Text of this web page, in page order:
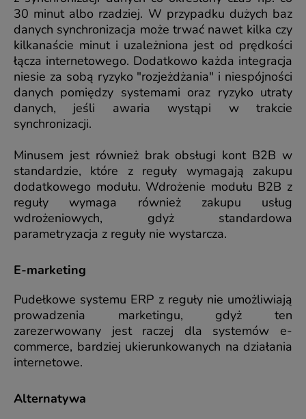
30 minut albo rzadziej. W przypadku dużych baz
danych synchronizacja może trwać nawet kilka czy
kilkanaście minut i uzależniona jest od prędkości
łącza internetowego. Dodatkowo każda integracja
niesie za sobą ryzyko "rozjeżdżania" i niespójności
danych pomiędzy systemami oraz ryzyko utraty
danych, jeśli awaria wystąpi w trakcie
synchronizacji.
Minusem jest również brak obsługi kont B2B w
standardzie, które z reguły wymagają zakupu
dodatkowego modułu. Wdrożenie modułu B2B z
reguły wymaga również zakupu usług
wdrożeniowych, gdyż standardowa
parametryzacja z reguły nie wystarcza.
E-marketing
Pudełkowe systemu ERP z reguły nie umożliwiają
prowadzenia marketingu, gdyż ten
zarezerwowany jest raczej dla systemów e-
commerce, bardziej ukierunkowanych na działania
internetowe.
Alternatywa